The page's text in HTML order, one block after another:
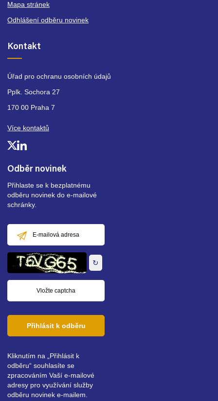
Odběr novinek
Přihlaste se k bezplatnému
odběru novinek do e-mailové
schránky.
mailová
adresa
↻
Přihlásit k odběru
Kliknutím na „Přihlásit k
odběru“ souhlasíte se
zpracováním Vaší e-mailové
adresy pro využívání služby
odběru novinek e-mailem.
Mapa stránek
Odhlášení odběru novinek
Kontakt
Úřad pro ochranu osobních údajů
Pplk. Sochora 27
170 00 Praha 7
Více kontaktů